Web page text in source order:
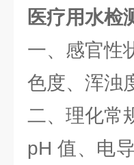
医疗用水检
一、感官性
色度、浑浊
二、理化常
pH 值、电